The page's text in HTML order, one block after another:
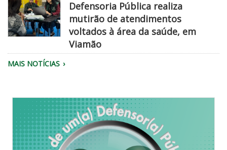
PM
Equipe
da
atendimento.
Defensoria Pública realiza
mutirão de atendimentos
voltados à área da saúde, em
Viamão
MAIS NOTÍCIAS